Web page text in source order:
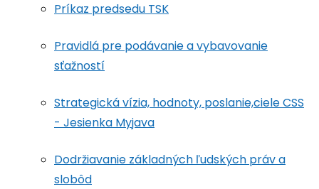
Príkaz predsedu TSK
Pravidlá pre podávanie a vybavovanie
sťažností
Strategická vízia, hodnoty, poslanie,ciele CSS
- Jesienka Myjava
Dodržiavanie základných ľudských práv a
slobôd